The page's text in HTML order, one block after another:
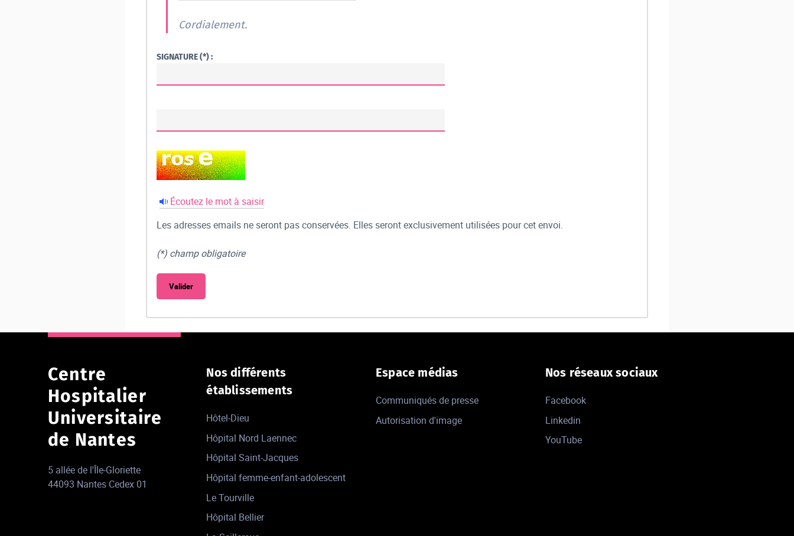
Cordialement.
SIGNATURE (*) :
Écoutez le mot à saisir
Les adresses emails ne seront pas conservées. Elles seront exclusivement utilisées pour cet envoi.
(*) champ obligatoire
Centre
Hospitalier
Universitaire
de Nantes
5 allée de l'Île-Gloriette
44093 Nantes Cedex 01
Nos différents
établissements
Hôtel-Dieu
Hôpital Nord Laennec
Hôpital Saint-Jacques
Hôpital femme-enfant-adolescent
Le Tourville
Hôpital Bellier
Espace médias
Communiqués de presse
Autorisation d'image
Nos réseaux sociaux
Facebook
Linkedin
YouTube